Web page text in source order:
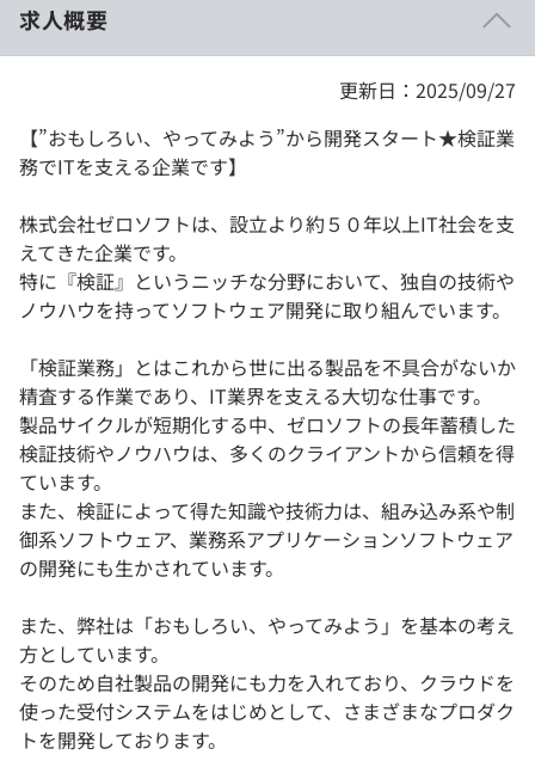
求人概要
更新日：2025/09/27
【”おもしろい、やってみよう”から開発スタート★検証業
務でITを支える企業です】
株式会社ゼロソフトは、設立より約５０年以上IT社会を支
えてきた企業です。
特に『検証』というニッチな分野において、独自の技術や
ノウハウを持ってソフトウェア開発に取り組んでいます。
「検証業務」とはこれから世に出る製品を不具合がないか
精査する作業であり、IT業界を支える大切な仕事です。
製品サイクルが短期化する中、ゼロソフトの長年蓄積した
検証技術やノウハウは、多くのクライアントから信頼を得
ています。
また、検証によって得た知識や技術力は、組み込み系や制
御系ソフトウェア、業務系アプリケーションソフトウェア
の開発にも生かされています。
また、弊社は「おもしろい、やってみよう」を基本の考え
方としています。
そのため自社製品の開発にも力を入れており、クラウドを
使った受付システムをはじめとして、さまざまなプロダク
トを開発しております。